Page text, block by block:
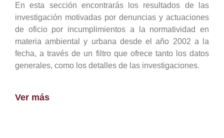
En esta sección encontrarás los resultados de las
investigación motivadas por denuncias y actuaciones
de oficio por incumplimientos a la normatividad en
materia ambiental y urbana desde el año 2002 a la
fecha, a través de un filtro que ofrece tanto los datos
generales, como los detalles de las investigaciones.
Ver más